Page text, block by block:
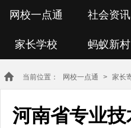
网校一点通 社会资讯
家长学校 蚂蚁新村
当前位置： 网校一点通 > 家长
河南省专业